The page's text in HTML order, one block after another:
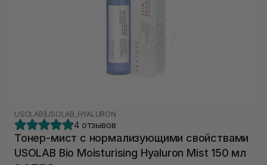
USOLAB USOLAB_HYALURON
4 отзывов
Тонер-мист с нормализующими свойствами
USOLAB Bio Moisturising Hyaluron Mist 150 мл